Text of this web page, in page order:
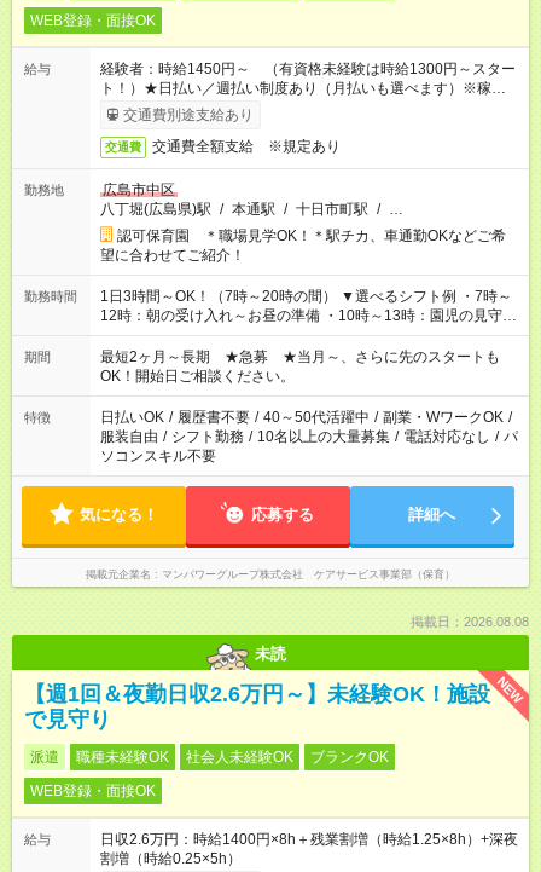
WEB登録・面接OK
給与
経験者：時給1450円～ （有資格未経験は時給1300円～スター
ト！）★日払い／週払い制度あり（月払いも選べます）※稼働開
始時は手続き完了次第のお支払いとなります★フルタイムできる
方は100円アップ！
交通費別途支給あり
交通費 交通費全額支給 ※規定あり
勤務地
広島市中区
八丁堀(広島県)駅 / 本通駅 / 十日市町駅 / …
認可保育園 ＊職場見学OK！＊駅チカ、車通勤OKなどご希
望に合わせてご紹介！
勤務時間
1日3時間～OK！（7時～20時の間） ▼選べるシフト例 ・7時～
12時：朝の受け入れ～お昼の準備 ・10時～13時：園児の見守り
～お昼の補助 ・9時～16時：帰りの会まで！子供の成長を見守
る ・15時～20時：夜のお迎えサポート ※残業なし！
期間
最短2ヶ月～長期 ★急募 ★当月～、さらに先のスタートも
OK！開始日ご相談ください。
特徴 日払いOK / 履歴書不要 / 40～50代活躍中 / 副業・WワークOK /
服装自由 / シフト勤務 / 10名以上の大量募集 / 電話対応なし / パ
ソコンスキル不要
気になる！ 応募する 詳細へ
掲載元企業名 マンパワーグループ株式会社 ケアサービス事業部（保育）
掲載日：2026.08.08
未読
NEW
【週1回＆夜勤日収2.6万円～】未経験OK！施設
で見守り
派遣 職種未経験OK 社会人未経験OK
ブランクOK
WEB登録・面接OK
給与
日収2.6万円：時給1400円×8h＋残業割増（時給1.25×8h）+深夜
割増（時給0.25×5h）